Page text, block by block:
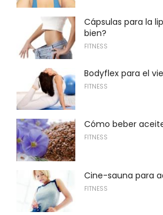
Cápsulas para la
bien?
FITNESS
Bodyflex para el
FITNESS
Cómo beber
FITNESS
Cine-sauna para
FITNESS